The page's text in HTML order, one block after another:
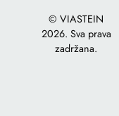
© VIASTEIN
2026. Sva prava
zadržana.